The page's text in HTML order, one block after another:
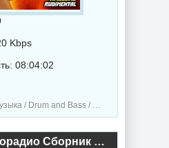
Kbps
08:04:02
/ Дабстеп музыка / Музыка в машину / Сборник музыка / Музыка 2019 года
Лучшее на Авторадио Сборник хитов (2018) торрент